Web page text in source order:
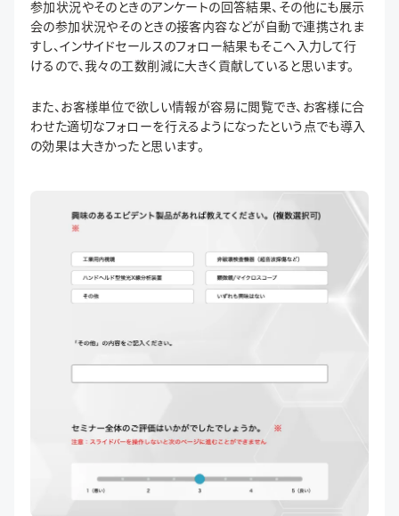
参加状況やそのときのアンケートの回答結果、その他にも展示
会の参加状況やそのときの接客内容などが自動で連携されま
すし、インサイドセールスのフォロー結果もそこへ入力して行
けるので、我々の工数削減に大きく貢献していると思います。
また、お客様単位で欲しい情報が容易に閲覧でき、お客様に合
わせた適切なフォローを行えるようになったという点でも導入
の効果は大きかったと思います。